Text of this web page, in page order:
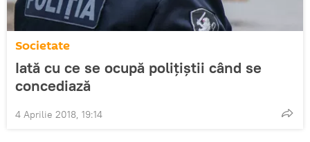
Societate
Iată cu ce se ocupă polițiștii când se
concediază
4 Aprilie 2018, 19:14